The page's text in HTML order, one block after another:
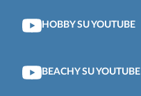
HOBBY SU YOUTUBE
BEACHY SU YOUTUBE